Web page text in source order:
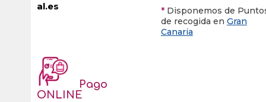
al.es
* Disponemos de
de recogida en Gran
Canaria
Pago
ONLINE